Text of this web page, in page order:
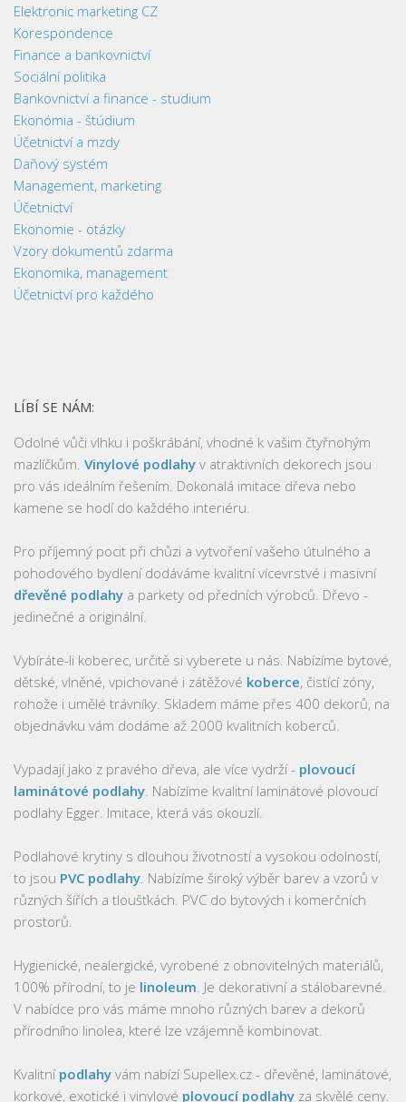
Elektronic marketing CZ
Korespondence
Finance a bankovnictví
Sociální politika
Bankovnictví a finance - studium
Ekonómia - štúdium
Účetnictví a mzdy
Daňový systém
Management, marketing
Účetnictví
Ekonomie - otázky
Vzory dokumentů zdarma
Ekonomika, management
Účetnictví pro každého
LÍBÍ SE NÁM:
Odolné vůči vlhku i poškrábání, vhodné k vašim čtyřnohým
mazlíčkům. Vinylové podlahy v atraktivních dekorech jsou
pro vás ideálním řešením. Dokonalá imitace dřeva nebo
kamene se hodí do každého interiéru.
Pro příjemný pocit při chůzi a vytvoření vašeho útulného a
pohodového bydlení dodáváme kvalitní vícevrstvé i masivní
dřevěné podlahy a parkety od předních výrobců. Dřevo -
jedinečné a originální.
Vybíráte-li koberec, určitě si vyberete u nás. Nabízíme bytové,
dětské, vlněné, vpichované i zátěžové koberce, čistící zóny,
rohože i umělé trávníky. Skladem máme přes 400 dekorů, na
objednávku vám dodáme až 2000 kvalitních koberců.
Vypadají jako z pravého dřeva, ale více vydrží - plovoucí
laminátové podlahy . Nabízíme kvalitní laminátové plovoucí
podlahy Egger. Imitace, která vás okouzlí.
Podlahové krytiny s dlouhou životností a vysokou odolností,
to jsou PVC podlahy . Nabízíme široký výběr barev a vzorů v
různých šířích a tloušťkách. PVC do bytových i komerčních
prostorů.
Hygienické, nealergické, vyrobené z obnovitelných materiálů,
100% přírodní, to je linoleum . Je dekorativní a stálobarevné.
V nabídce pro vás máme mnoho různých barev a dekorů
přírodního linolea, které lze vzájemně kombinovat.
Kvalitní podlahy vám nabízí Supellex.cz - dřevěné, laminátové,
korkové, exotické i vinylové plovoucí podlahy za skvělé ceny.